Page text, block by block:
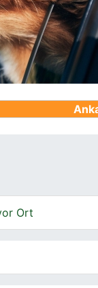
Ankauf von
Ort